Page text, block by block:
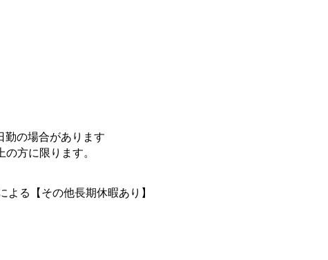
の場合があります
方に限ります。
る【その他長期休暇あり】